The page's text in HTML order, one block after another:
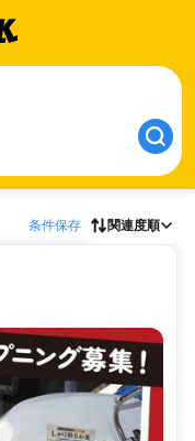
条件保存 関連度順